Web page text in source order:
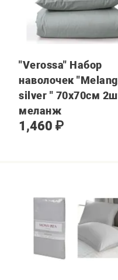
"Verossa" Набор
наволочек
silver " 70х70см
меланж
1,460 ₽